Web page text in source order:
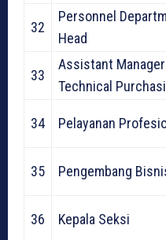
32
Personnel
Head
33
Assistant Manager
Technical
34 Pelayanan
35 Pengembang
36 Kepala Seksi